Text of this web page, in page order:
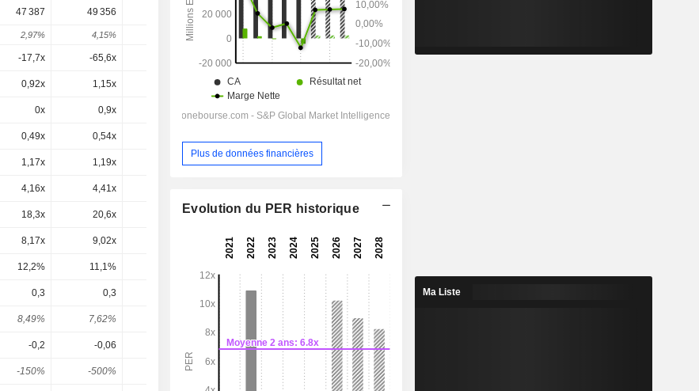
47 387 49 356 52 445 51 807
2,97% 4,15% 11,54% -4,73% -1,22%
-17,7x -65,6x 10,2x 8,95x 8,24x
0,92x 1,15x 1,54x 0,66x
0x 0,9x -0x 0,6x
0,49x 0,54x
1,17x 1,19x 1,57x 1,57x 1,52x
4,16x 4,41x
18,3x 20,6x 12,1x 11x 10,1x
8,17x 9,02x 16,7x 21,8x 19,8x
12,2% 11,1%
0,3 0,3 0,15 0,1712
8,49% 7,62% 4,06% 4,63%
-0,2 -0,06 0,363 0,413 0,4488
-150% -500% -37% 41,3% 41,4% 46,7%
Plus de données financières
Evolution du PER historique
Ma Liste